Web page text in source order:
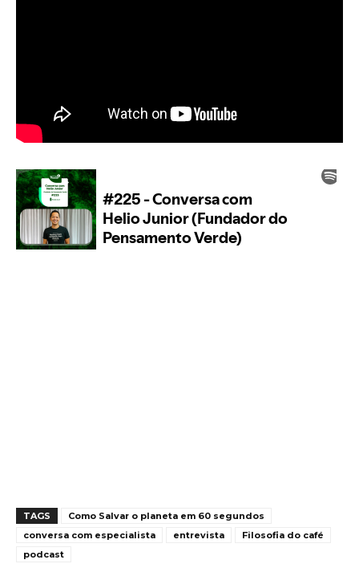
TAGS
Como Salvar o planeta em 60 segundos
conversa com especialista
entrevista
Filosofia do café
podcast